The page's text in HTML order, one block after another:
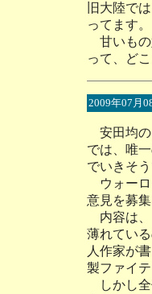
旧大陸で
ってます。
甘いもの
って、ど
2009年07月
安田均の
では、唯
でいきそう
ウォーロ
意見を募
内容は、
薄れてい
人作家が
製ファイ
しかし全